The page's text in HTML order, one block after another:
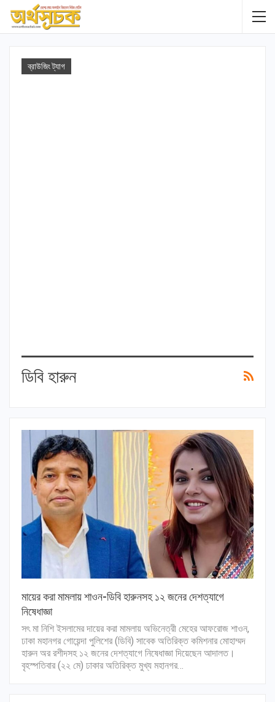
ব্রাউজিং ট্যাগ
ডিবি হারুন
মায়ের করা মামলায় শাওন-ডিবি হারুনসহ ১২ জনের দেশত্যাগে
নিষেধাজ্ঞা
সৎ মা নিশি ইসলামের দায়ের করা মামলায় অভিনেত্রী মেহের আফরোজ শাওন,
ঢাকা মহানগর গোয়েন্দা পুলিশের (ডিবি) সাবেক অতিরিক্ত কমিশনার মোহাম্মদ
হারুন অর রশীদসহ ১২ জনের দেশত্যাগে নিষেধাজ্ঞা দিয়েছেন আদালত।
বৃহস্পতিবার (২২ মে) ঢাকার অতিরিক্ত মুখ্য মহানগর…